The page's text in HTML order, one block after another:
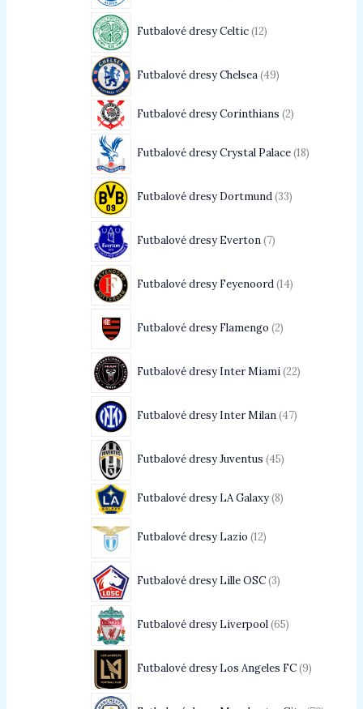
Futbalové dresy Celtic 12
Futbalové dresy Chelsea 49
Futbalové dresy Corinthians 2
Futbalové dresy Crystal Palace 18
Futbalové dresy Dortmund 33
Futbalové dresy Everton 7
Futbalové dresy Feyenoord 14
Futbalové dresy Flamengo 2
Futbalové dresy Inter Miami 22
Futbalové dresy Inter Milan 47
Futbalové dresy Juventus 45
Futbalové dresy LA Galaxy 8
Futbalové dresy Lazio 12
Futbalové dresy Lille OSC 3
Futbalové dresy Liverpool 65
Futbalové dresy Los Angeles FC 9